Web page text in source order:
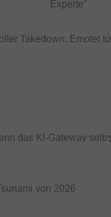
Experte“
Takedown: Emotet
das KI-Gateway
von 2026